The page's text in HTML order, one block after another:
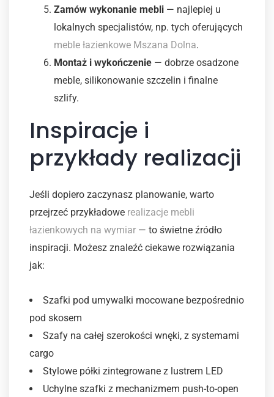
Zamów wykonanie mebli — najlepiej u
lokalnych specjalistów, np. tych oferujących
meble łazienkowe Mszana Dolna.
Montaż i wykończenie — dobrze osadzone
meble, silikonowanie szczelin i finalne
szlify.
Inspiracje i
przykłady realizacji
Jeśli dopiero zaczynasz planowanie, warto
przejrzeć przykładowe realizacje mebli
łazienkowych na wymiar — to świetne źródło
inspiracji. Możesz znaleźć ciekawe rozwiązania
jak:
Szafki pod umywalki mocowane bezpośrednio
pod skosem
Szafy na całej szerokości wnęki, z systemami
cargo
Stylowe półki zintegrowane z lustrem LED
Uchylne szafki z mechanizmem push-to-open